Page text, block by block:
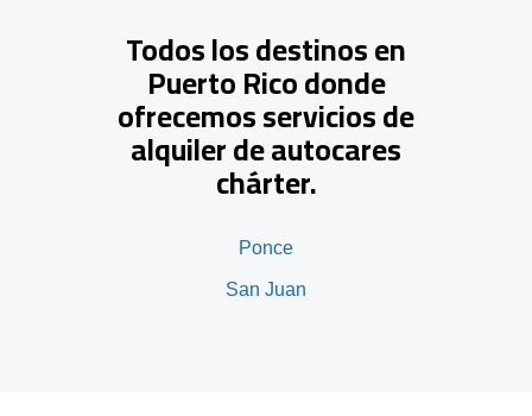
Todos los destinos en
Puerto Rico donde
ofrecemos servicios de
alquiler de autocares
chárter.
Ponce
San Juan